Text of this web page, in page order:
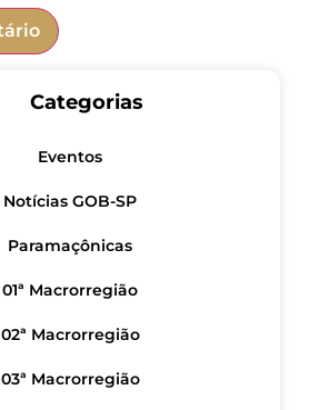
Categorias
Eventos
Notícias GOB-SP
Paramaçônicas
01ª Macrorregião
02ª Macrorregião
03ª Macrorregião